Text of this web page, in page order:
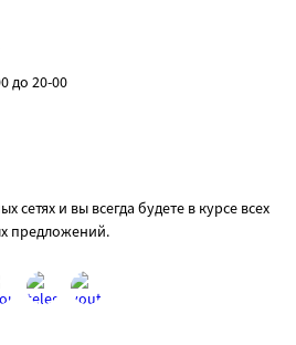
до 20-00
сетях и вы всегда будете в курсе всех
предложений.